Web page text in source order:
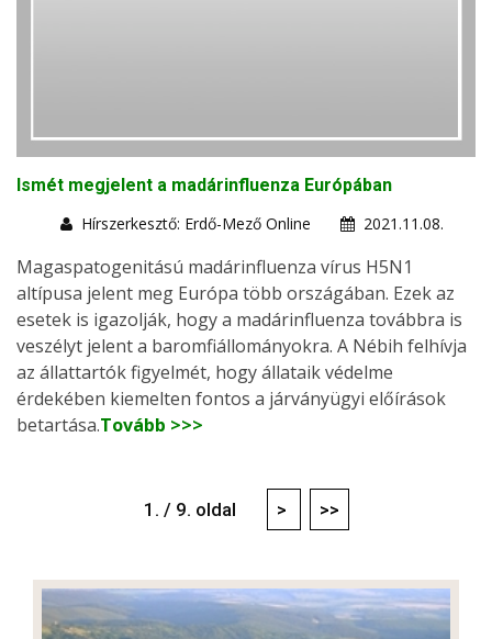
Ismét megjelent a madárinfluenza Európában
Hírszerkesztő: Erdő-Mező Online
2021.11.08.
Magaspatogenitású madárinfluenza vírus H5N1
altípusa jelent meg Európa több országában. Ezek az
esetek is igazolják, hogy a madárinfluenza továbbra is
veszélyt jelent a baromfiállományokra. A Nébih felhívja
az állattartók figyelmét, hogy állataik védelme
érdekében kiemelten fontos a járványügyi előírások
betartása.Tovább >>>
1. / 9. oldal > >>